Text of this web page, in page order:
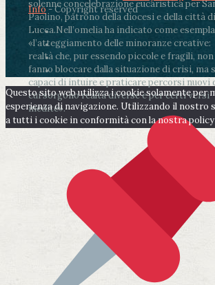
solenne concelebrazione eucaristica per
Paolino, patrono della diocesi e della città di
Lucca.Nell’omelia ha indicato come
«l’atteggiamento delle minoranze creative:
realtà che, pur essendo piccole e fragili,
fanno bloccare dalla situazione di crisi, ma
capaci di intuire e praticare percorsi nuovi
cui sorgono realtà diverse e per certi versi
inedite».
Info- Copyright reserved
Questo sito web utilizza i cookie solamente per
esperienza di navigazione. Utilizzando il nostro
a tutti i cookie in conformità con la nostra policy